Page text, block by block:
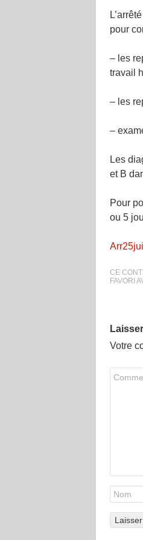
pour
– les
travail
– les
–
Les
et B
Pour
ou 5
CE
FAVORI
Votre